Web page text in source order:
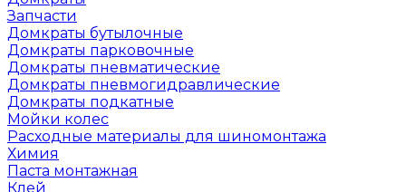
Запчасти
Домкраты бутылочные
Домкраты парковочные
Домкраты пневматические
Домкраты пневмогидравлические
Домкраты подкатные
Мойки колес
Расходные материалы для шиномонтажа
Химия
Паста монтажная
Клей